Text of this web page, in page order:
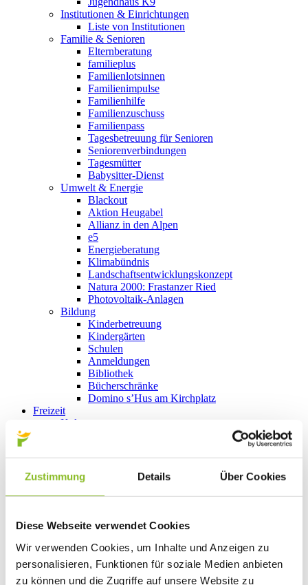
Zustimmung Details Über Cookies
Diese Webseite verwendet Cookies
Wir verwenden Cookies, um Inhalte und Anzeigen zu
personalisieren, Funktionen für soziale Medien anbieten
zu können und die Zugriffe auf unsere Website zu
Institutionen & Einrichtungen
Liste von Institutionen
Familie & Senioren
Elternberatung
familieplus
Familienlotsinnen
Familienimpulse
Familienhilfe
Familienzuschuss
Familienpass
Tagesbetreuung für Senioren
Seniorenverbindungen
Tagesmütter
Babysitter-Dienst
Umwelt & Energie
Blackout
Aktion Heugabel
Allianz in den Alpen
e5
Energieberatung
Klimabündnis
Landschaftsentwicklungskonzept
Natura 2000: Frastanzer Ried
Photovoltaik-Anlagen
Bildung
Kinderbetreuung
Kindergärten
Schulen
Anmeldungen
Bibliothek
Bücherschränke
Domino s’Hus am Kirchplatz
Freizeit
Kultur
Kino vor Ort
Gastronomie
Essen und Trinken in Frastanz
Naturbad Untere Au
Wandern in Frastanz
Schilift Bazora
Spiel- und Sportstätten